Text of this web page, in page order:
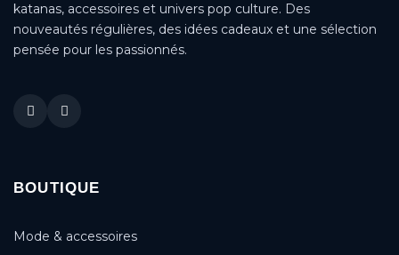
katanas, accessoires et univers pop culture. Des
nouveautés régulières, des idées cadeaux et une sélection
pensée pour les passionnés.
BOUTIQUE
Mode & accessoires